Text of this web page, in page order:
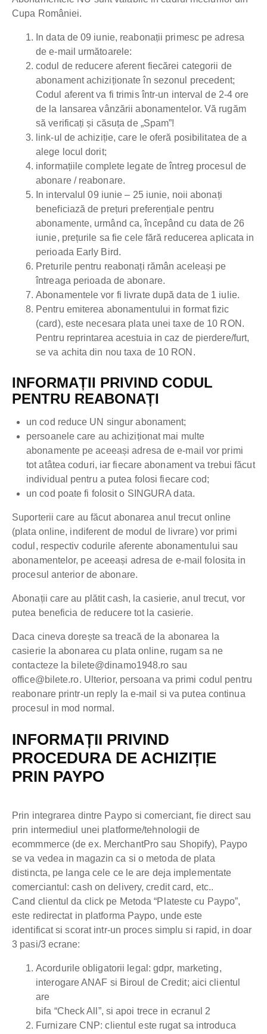
Cupa României.
In data de 09 iunie, reabonații primesc pe adresa
de e-mail următoarele:
codul de reducere aferent fiecărei categorii de
abonament achiziționate în sezonul precedent;
Codul aferent va fi trimis într-un interval de 2-4 ore
de la lansarea vânzării abonamentelor. Vă rugăm
să verificați și căsuța de „Spam”!
link-ul de achiziție, care le oferă posibilitatea de a
alege locul dorit;
informațiile complete legate de întreg procesul de
abonare / reabonare.
In intervalul 09 iunie – 25 iunie, noii abonați
beneficiază de prețuri preferențiale pentru
abonamente, urmând ca, începând cu data de 26
iunie, prețurile sa fie cele fără reducerea aplicata in
perioada Early Bird.
Preturile pentru reabonați rămân aceleași pe
întreaga perioada de abonare.
Abonamentele vor fi livrate după data de 1 iulie.
Pentru emiterea abonamentului in format fizic
(card), este necesara plata unei taxe de 10 RON.
Pentru reprintarea acestuia in caz de pierdere/furt,
se va achita din nou taxa de 10 RON.
INFORMAȚII PRIVIND CODUL
PENTRU REABONAȚI
un cod reduce UN singur abonament;
persoanele care au achiziționat mai multe
abonamente pe aceeași adresa de e-mail vor primi
tot atâtea coduri, iar fiecare abonament va trebui făcut
individual pentru a putea folosi fiecare cod;
un cod poate fi folosit o SINGURA data.
Suporterii care au făcut abonarea anul trecut online
(plata online, indiferent de modul de livrare) vor primi
codul, respectiv codurile aferente abonamentului sau
abonamentelor, pe aceeași adresa de e-mail folosita in
procesul anterior de abonare.
Abonații care au plătit cash, la casierie, anul trecut, vor
putea beneficia de reducere tot la casierie.
Daca cineva dorește sa treacă de la abonarea la
casierie la abonarea cu plata online, rugam sa ne
contacteze la bilete@dinamo1948.ro sau
office@bilete.ro. Ulterior, persoana va primi codul pentru
reabonare printr-un reply la e-mail si va putea continua
procesul in mod normal.
INFORMAȚII PRIVIND
PROCEDURA DE ACHIZIȚIE
PRIN PAYPO
Prin integrarea dintre Paypo si comerciant, fie direct sau
prin intermediul unei platforme/tehnologii de
ecommmerce (de ex. MerchantPro sau Shopify), Paypo
se va vedea in magazin ca si o metoda de plata
distincta, pe langa cele ce le are deja implementate
comerciantul: cash on delivery, credit card, etc..
Cand clientul da click pe Metoda “Plateste cu Paypo”,
este redirectat in platforma Paypo, unde este
identificat si scorat intr-un proces simplu si rapid, in doar
3 pasi/3 ecrane:
Acordurile obligatorii legal: gdpr, marketing,
interogare ANAF si Biroul de Credit; aici clientul
are
bifa “Check All”, si apoi trece in ecranul 2
Furnizare CNP: clientul este rugat sa introduca